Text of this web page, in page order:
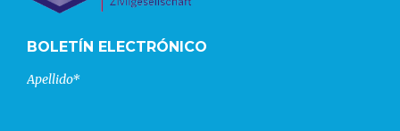
BOLETÍN ELECTRÓNICO
Apellido*